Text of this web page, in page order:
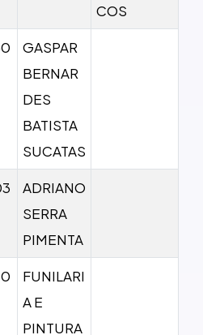
COS
GASPAR
BERNAR
DES
BATISTA
SUCATAS
ADRIANO
SERRA
PIMENTA
FUNILARI
A E
PINTURA